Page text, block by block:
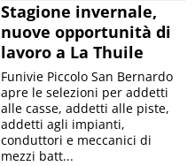
Stagione invernale,
nuove opportunità di
lavoro a La Thuile
Funivie Piccolo San Bernardo
apre le selezioni per addetti
alle casse, addetti alle piste,
addetti agli impianti,
conduttori e meccanici di
mezzi batt...